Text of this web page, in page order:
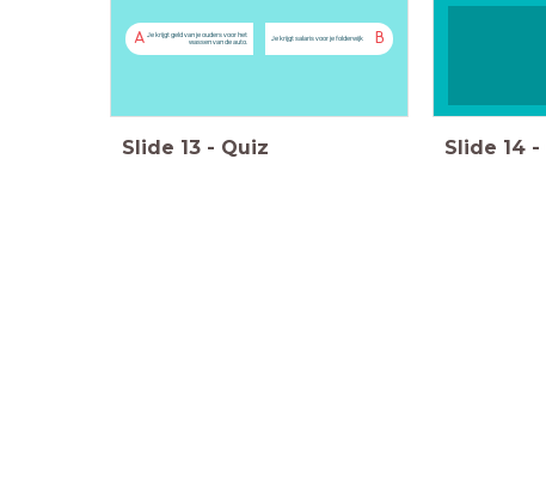
A Je krijgt geld van je ouders voor het
wassen van de auto.
B
Je krijgt salaris voor je folderwijk
Slide 13 - Quiz Slide 14 -